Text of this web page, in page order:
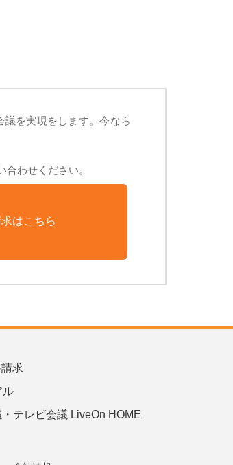
を実現をします。今なら
わせください。
はこちら
求
ル
テレビ会議 LiveOn HOME